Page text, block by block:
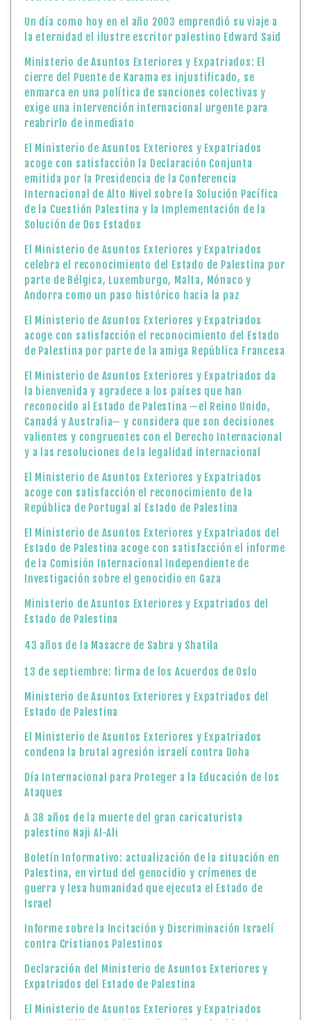
El Ministerio de Asuntos Exteriores y Expatriados
acoge con satisfacción la Declaración Conjunta
Internacional de Alto Nivel sobre la Solución Pacífica
de la Cuestión Palestina y la Implementación de la
Solución de Dos Estados
El Ministerio de Asuntos Exteriores y Expatriados
parte de Bélgica, Luxemburgo, Malta, Mónaco y
Andorra como un paso histórico hacia la paz
El Ministerio de Asuntos Exteriores y Expatriados
acoge con satisfacción el reconocimiento del Estado
de Palestina por parte de la amiga República Francesa
El Ministerio de Asuntos Exteriores y Expatriados da
la bienvenida y agradece a los países que han
reconocido al Estado de Palestina —el Reino Unido,
Canadá y Australia— y considera que son decisiones
y a las resoluciones de la legalidad internacional
El Ministerio de Asuntos Exteriores y Expatriados
República de Portugal al Estado de Palestina
El Ministerio de Asuntos Exteriores y Expatriados del
Estado de Palestina acoge con satisfacción el informe
de la Comisión Internacional Independiente de
Investigación sobre el genocidio en Gaza
Ministerio de Asuntos Exteriores y Expatriados del
Estado de Palestina
43 años de la Masacre de Sabra y Shatila
13 de septiembre: firma de los Acuerdos de Oslo
Ministerio de Asuntos Exteriores y Expatriados del
Estado de Palestina
El Ministerio de Asuntos Exteriores y Expatriados
condena la brutal agresión israelí contra Doha
Día Internacional para Proteger a la Educación de los
Ataques
A 38 años de la muerte del gran caricaturista
palestino Naji Al-Ali
Boletín Informativo: actualización de la situación en
Palestina, en virtud del genocidio y crímenes de
guerra y lesa humanidad que ejecuta el Estado de
Israel
Informe sobre la Incitación y Discriminación Israelí
contra Cristianos Palestinos
Declaración del Ministerio de Asuntos Exteriores y
Expatriados del Estado de Palestina
El Ministerio de Asuntos Exteriores y Expatriados
responsabiliza al gobierno israelí por la vida de
Censo de Palestinos en Argentina
Declaracion del Ministerio de Asuntos Exteriores y
Expatriados del Estado de Palestina
Abierta la convocatoria para participar en el III Salón